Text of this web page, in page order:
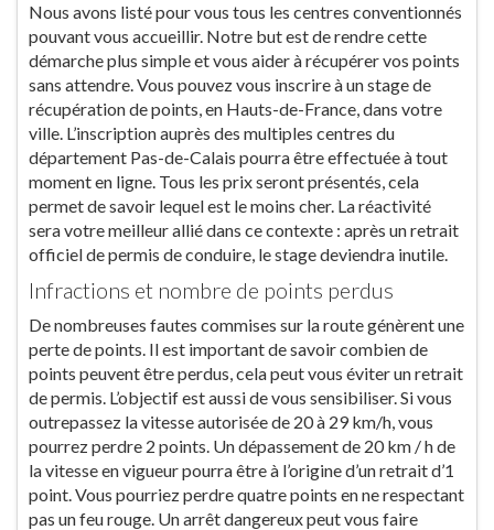
Nous avons listé pour vous tous les centres conventionnés
pouvant vous accueillir. Notre but est de rendre cette
démarche plus simple et vous aider à récupérer vos points
sans attendre. Vous pouvez vous inscrire à un stage de
récupération de points, en Hauts-de-France, dans votre
ville. L’inscription auprès des multiples centres du
département Pas-de-Calais pourra être effectuée à tout
moment en ligne. Tous les prix seront présentés, cela
permet de savoir lequel est le moins cher. La réactivité
sera votre meilleur allié dans ce contexte : après un retrait
officiel de permis de conduire, le stage deviendra inutile.
Infractions et nombre de points perdus
De nombreuses fautes commises sur la route génèrent une
perte de points. Il est important de savoir combien de
points peuvent être perdus, cela peut vous éviter un retrait
de permis. L’objectif est aussi de vous sensibiliser. Si vous
outrepassez la vitesse autorisée de 20 à 29 km/h, vous
pourrez perdre 2 points. Un dépassement de 20 km / h de
la vitesse en vigueur pourra être à l’origine d’un retrait d’1
point. Vous pourriez perdre quatre points en ne respectant
pas un feu rouge. Un arrêt dangereux peut vous faire